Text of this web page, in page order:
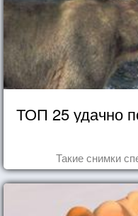
ТОП 25 удачно
Такие снимки